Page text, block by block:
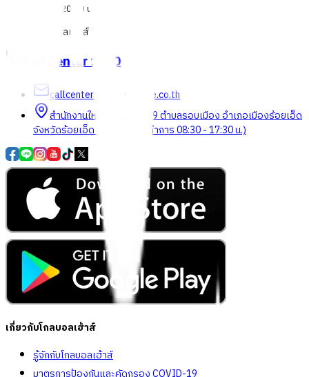
ทุกวัน 08:00 - 20:00 น.
เกี่ยวกับโกลบอลเฮ้าส์
Call Center1160
callcenter@globalhouse.co.th
สำนักงานใหญ่: 232 หมู่ที่ 19 ตำบลรอบเมือง อำเภอเมืองร้อยเอ็ด
จังหวัดร้อยเอ็ด 45000 (เวลาทำการ 08:30 - 17:30 น.)
เกี่ยวกับโกลบอลเฮ้าส์
รู้จักกับโกลบอลเฮ้าส์
มาตรการป้องกันและคัดกรอง COVID-19